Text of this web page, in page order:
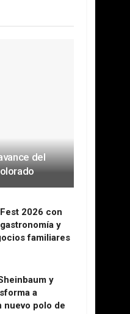
del
2026 con
y
familiares
y
a
nuevo polo de